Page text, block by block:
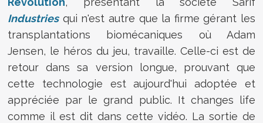
Industriesqui n'est autre que la firme gérant les
transplantations biomécaniques où Adam
Jensen, le héros du jeu, travaille. Celle-ci est de
retour dans sa version longue, prouvant que
cette technologie est aujourd'hui adoptée et
appréciée par le grand public. It changes life
comme il est dit dans cette vidéo. La sortie de